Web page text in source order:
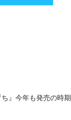
』今年も発売の時期